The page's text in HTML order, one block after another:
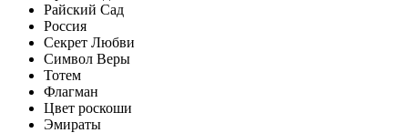
Райский Сад
Россия
Секрет Любви
Символ Веры
Тотем
Флагман
Цвет роскоши
Эмираты